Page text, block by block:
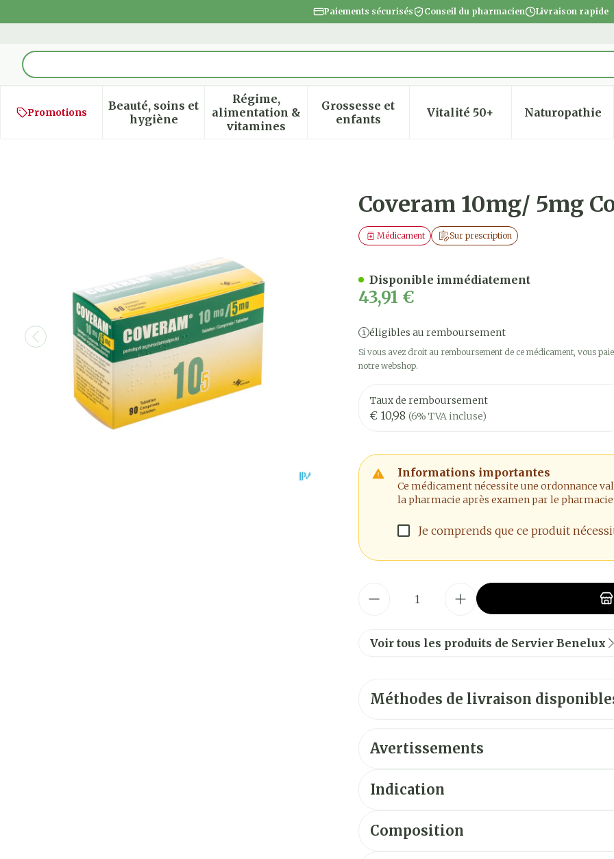
Paiements sécurisés Conseil du pharmacien Livraison rapide
Rechercher
Promotions
Beauté, soins et
hygièneAfficher le sous-menu pour la catégorie Beauté, soins et hygiène
Régime,
alimentation &
vitamines
Afficher le sous-menu pour la catégorie Régime,
Grossesse et
enfantsAfficher le sous-menu pour la catégorie
Vitalité 50+Afficher le sous-menu
Naturopathie
Afficher
Coveram 10mg/ 5mg
Sur prescription
Médicament
43,91 €
éligibles au remboursement
Si vous avez droit au remboursement de ce médicament, vous
notre webshop.
Taux de remboursement
€ 10,98 (6% TVA incluse)
Informations importantes
Ce médicament nécessite une ordonnance
la pharmacie après examen par le
Je comprends que ce produit
Disponible immédiatement
Voir tous les produits de Servier Benelux
Méthodes de livraison
Avertissements
Indication
Composition